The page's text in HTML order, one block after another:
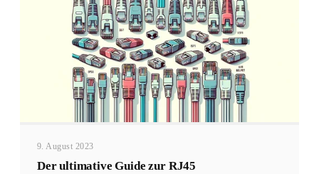
9. August 2023
Der ultimative Guide zur RJ45